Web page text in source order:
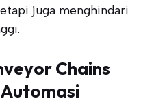
juga menghindari
Chains